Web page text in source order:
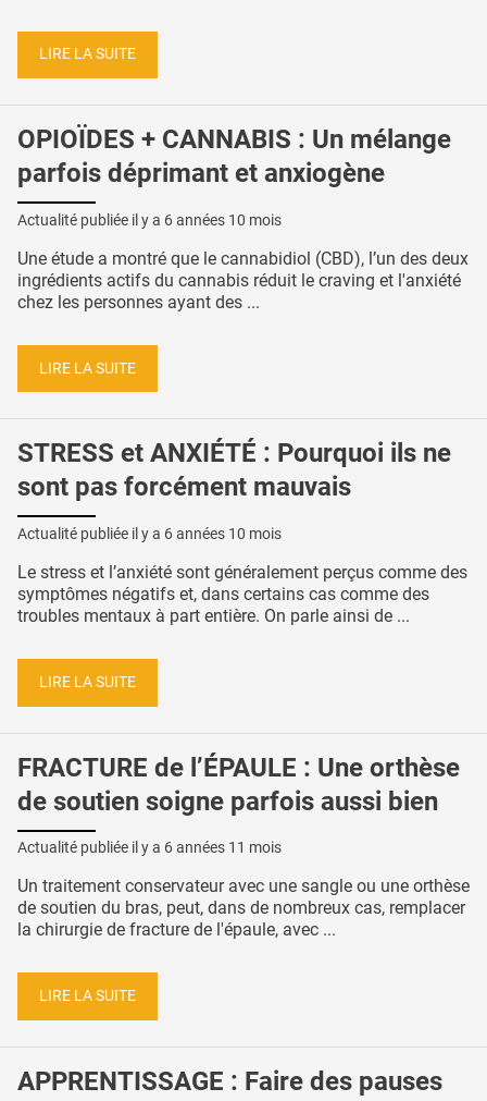
LIRE LA SUITE
OPIOÏDES + CANNABIS : Un mélange
parfois déprimant et anxiogène
Actualité publiée il y a 6 années 10 mois
Une étude a montré que le cannabidiol (CBD), l’un des deux
ingrédients actifs du cannabis réduit le craving et l'anxiété
chez les personnes ayant des ...
LIRE LA SUITE
STRESS et ANXIÉTÉ : Pourquoi ils ne
sont pas forcément mauvais
Actualité publiée il y a 6 années 10 mois
Le stress et l’anxiété sont généralement perçus comme des
symptômes négatifs et, dans certains cas comme des
troubles mentaux à part entière. On parle ainsi de ...
LIRE LA SUITE
FRACTURE de l’ÉPAULE : Une orthèse
de soutien soigne parfois aussi bien
Actualité publiée il y a 6 années 11 mois
Un traitement conservateur avec une sangle ou une orthèse
de soutien du bras, peut, dans de nombreux cas, remplacer
la chirurgie de fracture de l'épaule, avec ...
LIRE LA SUITE
APPRENTISSAGE : Faire des pauses